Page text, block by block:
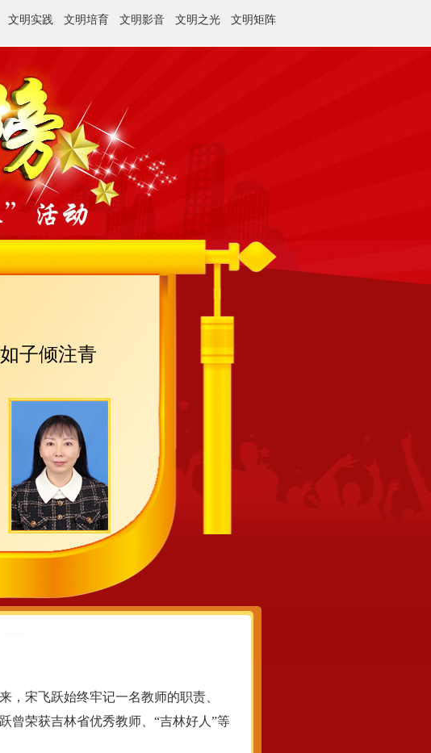
文明实践 文明培育 文明影音 文明之光 文明矩阵
子倾注青
宋飞跃始终牢记一名教师的职责、
曾荣获吉林省优秀教师、 “吉林好人”等